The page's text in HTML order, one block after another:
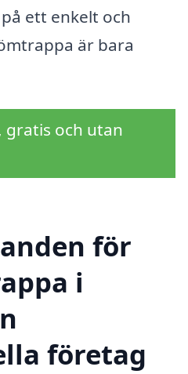
ett enkelt och
är bara
gratis och utan
för
i
företag